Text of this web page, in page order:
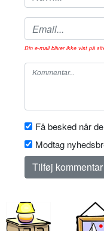
Din e-mail bliver ikke vist på
Få besked når
Modtag